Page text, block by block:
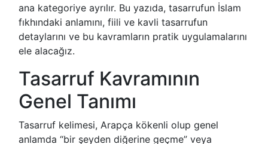
ana kategoriye ayrılır. Bu yazıda, tasarrufun İslam
fıkhındaki anlamını, fiili ve kavli tasarrufun
detaylarını ve bu kavramların pratik uygulamalarını
ele alacağız.
Tasarruf Kavramının
Genel Tanımı
Tasarruf kelimesi, Arapça kökenli olup genel
anlamda “bir şeyden diğerine geçme” veya